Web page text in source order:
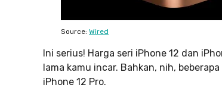
Source: Wired
Ini serius! Harga seri iPhone 12 dan
lama kamu incar. Bahkan, nih,
iPhone 12 Pro.